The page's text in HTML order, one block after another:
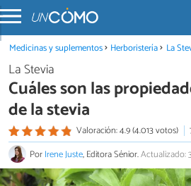
Medicinas y suplementos Herboristería La
La Stevia
Cuáles son las
de la stevia
Valoración: 4.9 (4.013 votos)
PorIrene Juste, Editora Sénior.Actualizado: